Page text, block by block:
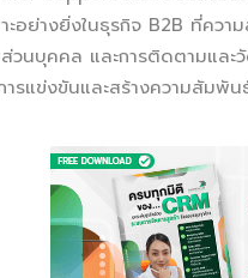
ะอย่างยิ่งในธุรกิจ B2B ที่คว
วนบุคคล และการติดตามแล
ารแข่งขันและสร้างความสัมพั